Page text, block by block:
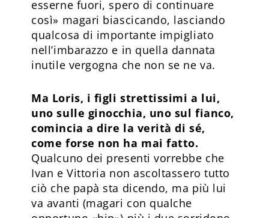
esserne fuori, spero di continuare
così» magari biascicando, lasciando
qualcosa di importante impigliato
nell’imbarazzo e in quella dannata
inutile vergogna che non se ne va.
Ma Loris, i figli strettissimi a lui,
uno sulle ginocchia, uno sul fianco,
comincia a dire la verità di sé,
come forse non ha mai fatto.
Qualcuno dei presenti vorrebbe che
Ivan e Vittoria non ascoltassero tutto
ciò che papà sta dicendo, ma più lui
va avanti (magari con qualche